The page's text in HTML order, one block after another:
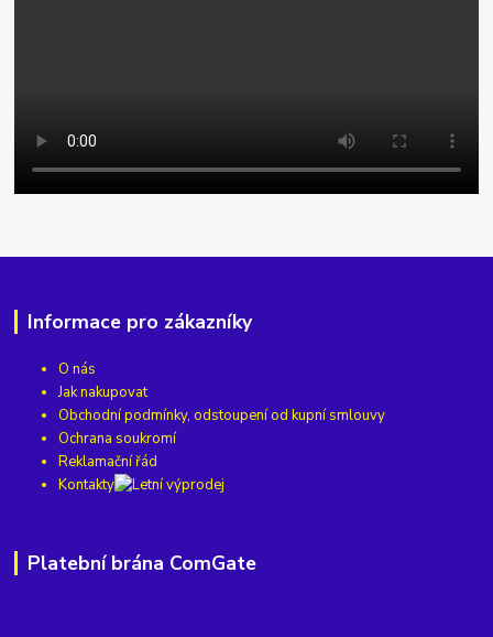
Informace pro zákazníky
O nás
Jak nakupovat
Obchodní podmínky, odstoupení od kupní smlouvy
Ochrana soukromí
Reklamační řád
Kontakty
Platební brána ComGate